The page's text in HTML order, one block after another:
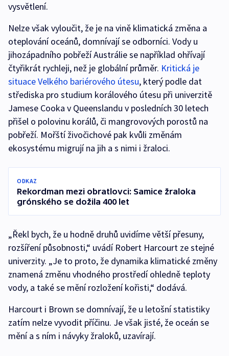
vysvětlení.
Nelze však vyloučit, že je na vině klimatická změna a
oteplování oceánů, domnívají se odborníci. Vody u
jihozápadního pobřeží Austrálie se například ohřívají
čtyřikrát rychleji, než je globální průměr. Kritická je
situace Velkého bariérového útesu, který podle dat
střediska pro studium korálového útesu při univerzitě
Jamese Cooka v Queenslandu v posledních 30 letech
přišel o polovinu korálů, či mangrovových porostů na
pobřeží. Mořští živočichové pak kvůli změnám
ekosystému migrují na jih a s nimi i žraloci.
ODKAZ
Rekordman mezi obratlovci: Samice žraloka
grónského se dožila 400 let
„Řekl bych, že u hodně druhů uvidíme větší přesuny,
rozšíření působnosti,“ uvádí Robert Harcourt ze stejné
univerzity. „Je to proto, že dynamika klimatické změny
znamená změnu vhodného prostředí ohledně teploty
vody, a také se mění rozložení kořisti,“ dodává.
Harcourt i Brown se domnívají, že u letošní statistiky
zatím nelze vyvodit příčinu. Je však jisté, že oceán se
mění a s ním i návyky žraloků, uzavírají.